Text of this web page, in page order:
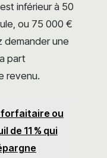
inférieur à 50
ou 75 000 €
demander une
part
revenu.
ou
de 11 % qui